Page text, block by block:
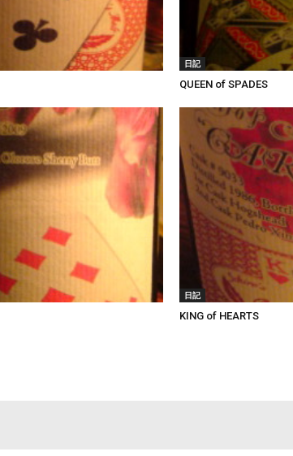
日記
QUEEN of SPADES
日記
KING of HEARTS